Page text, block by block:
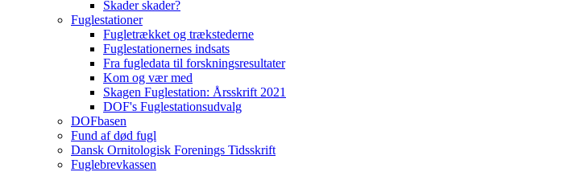
Skader skader?
Fuglestationer
Fugletrækket og trækstederne
Fuglestationernes indsats
Fra fugledata til forskningsresultater
Kom og vær med
Skagen Fuglestation: Årsskrift 2021
DOF's Fuglestationsudvalg
DOFbasen
Fund af død fugl
Dansk Ornitologisk Forenings Tidsskrift
Fuglebrevkassen